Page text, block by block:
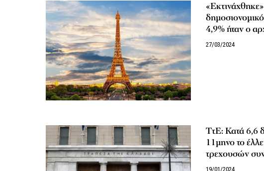
4,9% ήταν ο
27/03/2024
ΤτΕ: Κατά 6,6
11μηνο το
τρεχουσών
19/01/2024